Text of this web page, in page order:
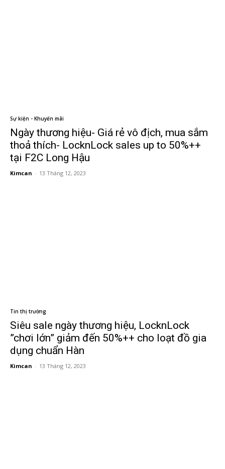
Sự kiện - Khuyến mãi
Ngày thương hiệu- Giá rẻ vô địch, mua sắm
thoả thích- LocknLock sales up to 50%++
tại F2C Long Hậu
Kimcan - 13 Tháng 12, 2023
Tin thị trường
Siêu sale ngày thương hiệu, LocknLock
”chơi lớn” giảm đến 50%++ cho loạt đồ gia
dụng chuẩn Hàn
Kimcan - 13 Tháng 12, 2023